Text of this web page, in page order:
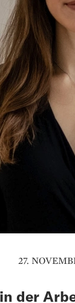
27.
der